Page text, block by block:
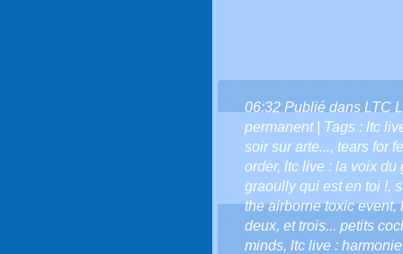
06:32 Publié dans LTC
permanent| Tags : ltc
soir sur arte..., tears for
order, ltc live : la voix du
graoully qui est en toi !,
the airborne toxic event,
deux, et trois... petits
minds, ltc live :